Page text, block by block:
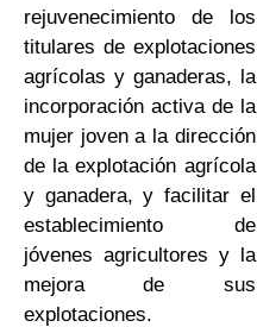
rejuvenecimiento de los
titulares de explotaciones
agrícolas y ganaderas, la
incorporación activa de la
mujer joven a la dirección
de la explotación agrícola
y ganadera, y facilitar el
establecimiento de
jóvenes agricultores y la
mejora de sus
explotaciones.